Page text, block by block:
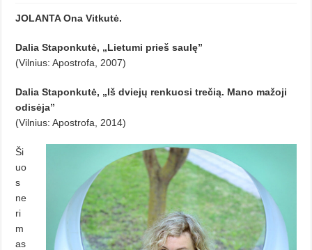
JOLANTA Ona Vitkutė.
Dalia Staponkutė, „Lietumi prieš saulę”
(Vilnius: Apostrofa, 2007)
Dalia Staponkutė, „Iš dviejų renkuosi trečią. Mano mažoji
odisėja”
(Vilnius: Apostrofa, 2014)
Ši
uo
s
ne
ri
m
as